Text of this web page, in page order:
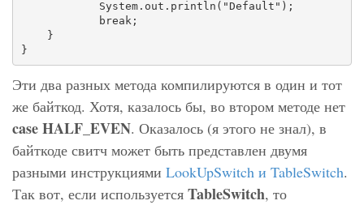
            System.out.println("Default");
            break;
    }
Эти два разных метода компилируются в один и тот
же байткод. Хотя, казалось бы, во втором методе нет
case HALF_EVEN. Оказалось (я этого не знал), в
байткоде свитч может быть представлен двумя
разными инструкциями LookUpSwitch и TableSwitch.
Так вот, если используется TableSwitch, то